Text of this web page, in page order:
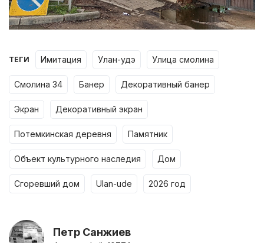
ТЕГИ имитация улан-удэ улица смолина
смолина 34 банер декоративный банер
экран декоративный экран
потемкинская деревня памятник
объект культурного наследия дом
сгоревший дом ulan-ude 2026 год
Петр Санжиев